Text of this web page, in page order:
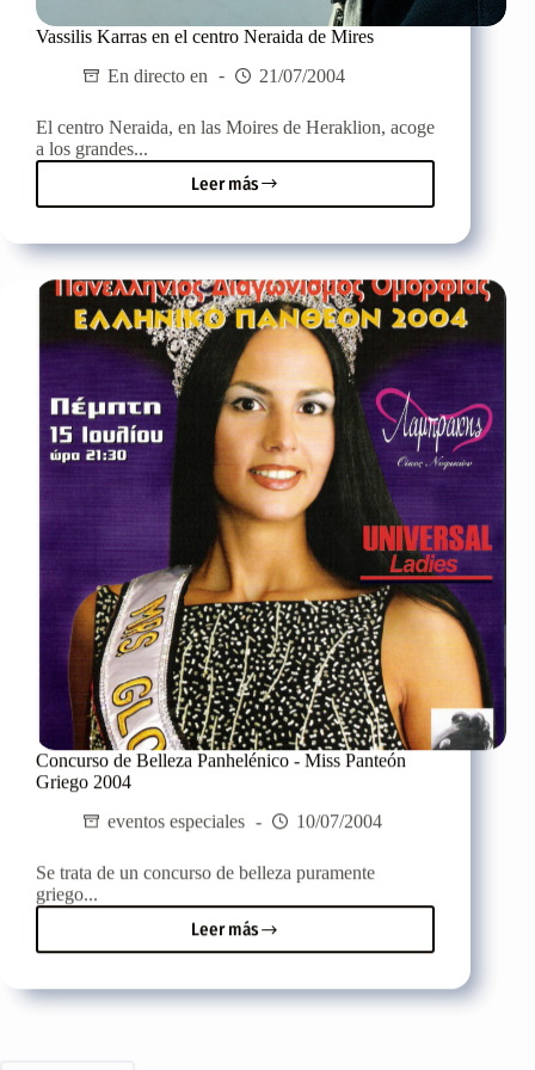
Vassilis Karras en el centro Neraida de Mires
En directo en
21/07/2004
El centro Neraida, en las Moires de Heraklion, acoge
a los grandes...
Leer más
Vassilis
Karras
el
centro
Neraida
de
Mires
Concurso de Belleza Panhelénico - Miss Panteón
Griego 2004
eventos especiales
10/07/2004
Se trata de un concurso de belleza puramente
griego...
Leer másConcurso
de
Panhelénico